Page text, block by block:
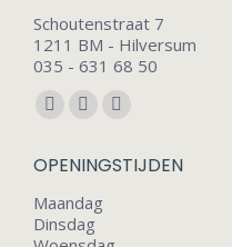
Schoutenstraat 7
1211 BM - Hilversum
035 - 631 68 50
Vind ons op:
Facebook
opens
in
new
Instagram
opens
in
new
Mail
opens
OPENINGSTIJDEN
Maandag
Dinsdag